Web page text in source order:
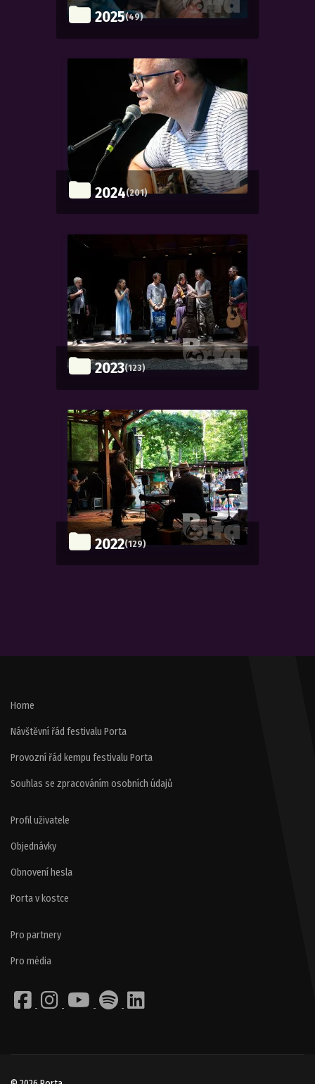
2025(49)
2024(201)
2023(123)
2022(129)
Home
Návštěvní řád festivalu Porta
Provozní řád kempu festivalu Porta
Souhlas se zpracováním osobních údajů
Profil uživatele
Objednávky
Obnovení hesla
Porta v kostce
Pro partnery
Pro média